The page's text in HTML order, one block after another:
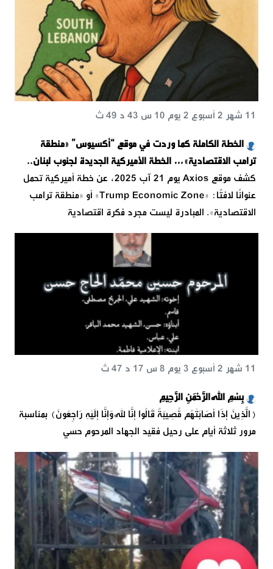
الخطة الكاملة كما وردت في موقع “أكسيوس” «منطقة
ترامب الاقتصادية»… الخطة الأميركية الجديدة لجنوب لبنان..
11 شهر 2 أسبوع 2 يوم 10 س 43 د 49 ث
كشف موقع Axios يوم 21 آب 2025، عن خطة أميركية تحمل
عنوانًا لافتًا: «Trump Economic Zone» أو «منطقة ترامب
الاقتصادية». المبادرة ليست مجرد فكرة اقتصادية
بِسْمِ اللَّهِ الرَّحْمَنِ الرَّحِيمِ
11 شهر 2 أسبوع 3 يوم 8 س 17 د 47 ث
﴿الَّذِينَ إِذَا أَصَابَتْهُم مُّصِيبَةٌ قَالُوا إِنَّا لِلَّهِ وَإِنَّا إِلَيْهِ رَاجِعُونَ﴾ بمناسبة
مرور ثلاثة أيام على رحيل فقيد الجهاد المرحوم حسي